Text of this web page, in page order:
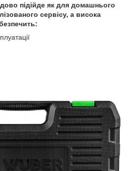
підійде як для домашнього
сервісу, а висока